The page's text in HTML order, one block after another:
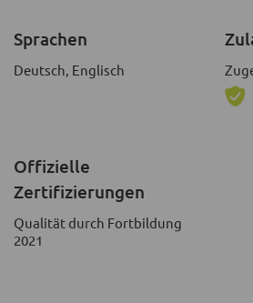
Sprachen
Deutsch, Englisch
Offizielle
Zertifizierungen
Qualität durch Fortbildung
2021